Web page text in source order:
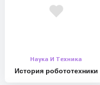
Наука И Техника
История робототехники